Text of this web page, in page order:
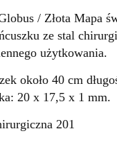
/ Złota Mapa
ze stal
użytkowania.
około 40 cm
20 x 17,5 x 1 mm.
201